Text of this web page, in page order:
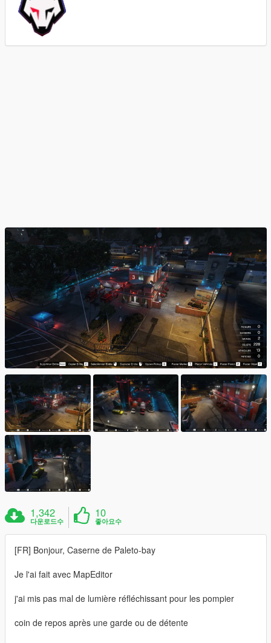
1,342
다운로드수
10
좋아요수
[FR] Bonjour, Caserne de Paleto-bay
Je l'ai fait avec MapEditor
j'ai mis pas mal de lumière réfléchissant pour les pompier
coin de repos après une garde ou de détente